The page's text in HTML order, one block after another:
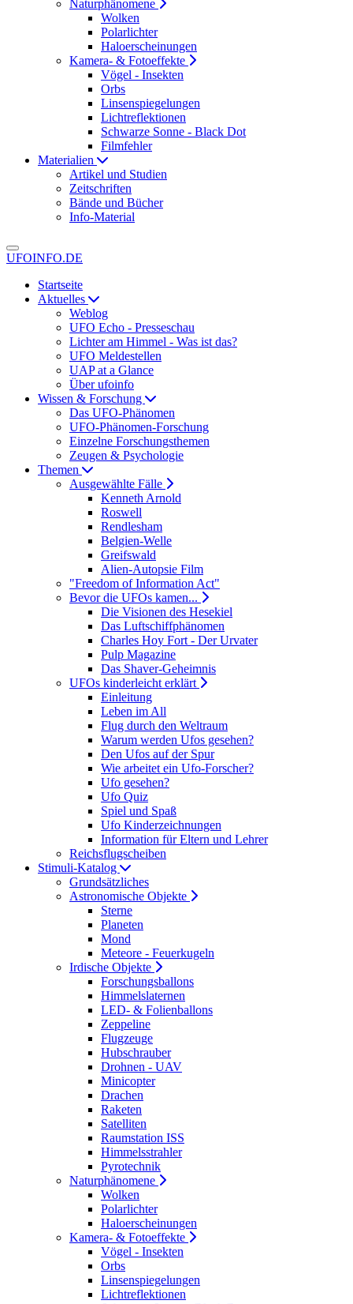
Naturphänomene
Wolken
Polarlichter
Haloerscheinungen
Kamera- & Fotoeffekte
Vögel - Insekten
Orbs
Linsenspiegelungen
Lichtreflektionen
Schwarze Sonne - Black Dot
Filmfehler
Materialien
Artikel und Studien
Zeitschriften
Bände und Bücher
Info-Material
UFOINFO.DE
Startseite
Aktuelles
Weblog
UFO Echo - Presseschau
Lichter am Himmel - Was ist das?
UFO Meldestellen
UAP at a Glance
Über ufoinfo
Wissen & Forschung
Das UFO-Phänomen
UFO-Phänomen-Forschung
Einzelne Forschungsthemen
Zeugen & Psychologie
Themen
Ausgewählte Fälle
Kenneth Arnold
Roswell
Rendlesham
Belgien-Welle
Greifswald
Alien-Autopsie Film
"Freedom of Information Act"
Bevor die UFOs kamen...
Die Visionen des Hesekiel
Das Luftschiffphänomen
Charles Hoy Fort - Der Urvater
Pulp Magazine
Das Shaver-Geheimnis
UFOs kinderleicht erklärt
Einleitung
Leben im All
Flug durch den Weltraum
Warum werden Ufos gesehen?
Den Ufos auf der Spur
Wie arbeitet ein Ufo-Forscher?
Ufo gesehen?
Ufo Quiz
Spiel und Spaß
Ufo Kinderzeichnungen
Information für Eltern und Lehrer
Reichsflugscheiben
Stimuli-Katalog
Grundsätzliches
Astronomische Objekte
Sterne
Planeten
Mond
Meteore - Feuerkugeln
Irdische Objekte
Forschungsballons
Himmelslaternen
LED- & Folienballons
Zeppeline
Flugzeuge
Hubschrauber
Drohnen - UAV
Minicopter
Drachen
Raketen
Satelliten
Raumstation ISS
Himmelsstrahler
Pyrotechnik
Naturphänomene
Wolken
Polarlichter
Haloerscheinungen
Kamera- & Fotoeffekte
Vögel - Insekten
Orbs
Linsenspiegelungen
Lichtreflektionen